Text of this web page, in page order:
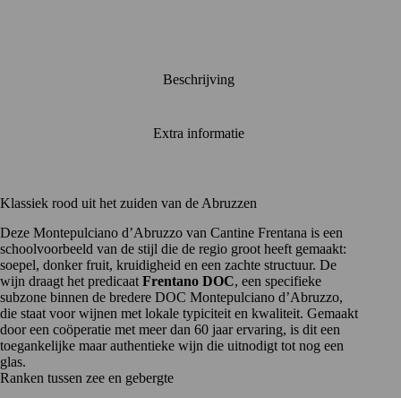
Beschrijving
Extra informatie
Klassiek rood uit het zuiden van de Abruzzen
Deze Montepulciano d’Abruzzo van Cantine Frentana is een
schoolvoorbeeld van de stijl die de regio groot heeft gemaakt:
soepel, donker fruit, kruidigheid en een zachte structuur. De
wijn draagt het predicaat Frentano DOC, een specifieke
subzone binnen de bredere DOC Montepulciano d’Abruzzo,
die staat voor wijnen met lokale typiciteit en kwaliteit. Gemaakt
door een coöperatie met meer dan 60 jaar ervaring, is dit een
toegankelijke maar authentieke wijn die uitnodigt tot nog een
glas.
Ranken tussen zee en gebergte